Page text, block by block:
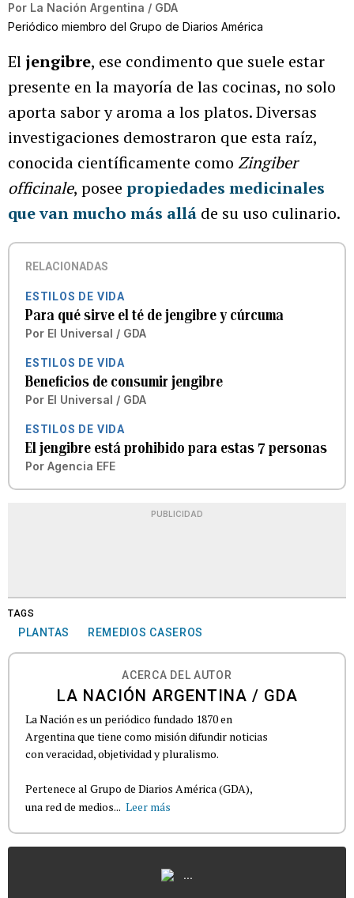
Por La Nación Argentina / GDA
Periódico miembro del Grupo de Diarios América
El jengibre, ese condimento que suele estar
presente en la mayoría de las cocinas, no solo
aporta sabor y aroma a los platos. Diversas
investigaciones demostraron que esta raíz,
conocida científicamente como Zingiber
officinale, posee propiedades medicinales
que van mucho más allá de su uso culinario.
RELACIONADAS
ESTILOS DE VIDA
Para qué sirve el té de jengibre y cúrcuma
Por El Universal / GDA
ESTILOS DE VIDA
Beneficios de consumir jengibre
Por El Universal / GDA
ESTILOS DE VIDA
El jengibre está prohibido para estas 7 personas
Por Agencia EFE
PUBLICIDAD
TAGS
PLANTAS REMEDIOS CASEROS
ACERCA DEL AUTOR
LA NACIÓN ARGENTINA / GDA
La Nación es un periódico fundado 1870 en
Argentina que tiene como misión difundir noticias
con veracidad, objetividad y pluralismo.
Pertenece al Grupo de Diarios América (GDA),
una red de medios... Leer más
...